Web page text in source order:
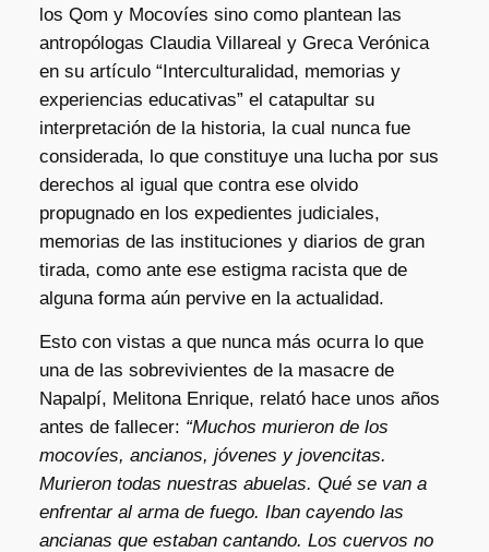
los Qom y Mocovíes sino como plantean las
antropólogas Claudia Villareal y Greca Verónica
en su artículo “Interculturalidad, memorias y
experiencias educativas” el catapultar su
interpretación de la historia, la cual nunca fue
considerada, lo que constituye una lucha por sus
derechos al igual que contra ese olvido
propugnado en los expedientes judiciales,
memorias de las instituciones y diarios de gran
tirada, como ante ese estigma racista que de
alguna forma aún pervive en la actualidad.
Esto con vistas a que nunca más ocurra lo que
una de las sobrevivientes de la masacre de
Napalpí, Melitona Enrique, relató hace unos años
antes de fallecer: “Muchos murieron de los
mocovíes, ancianos, jóvenes y jovencitas.
Murieron todas nuestras abuelas. Qué se van a
enfrentar al arma de fuego. Iban cayendo las
ancianas que estaban cantando. Los cuervos no